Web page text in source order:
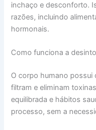
inchaço e desconforto.
razões, incluindo
hormonais.
Como funciona a
O corpo humano possui
filtram e eliminam
equilibrada e hábitos
processo, sem a